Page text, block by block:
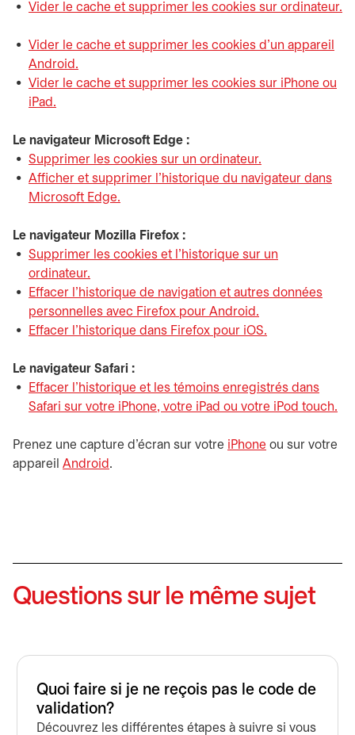
Vider le cache et supprimer les cookies sur ordinateur.
Vider le cache et supprimer les cookies d'un appareil
Android.
Vider le cache et supprimer les cookies sur iPhone ou
iPad.
Le navigateur Microsoft Edge :
Supprimer les cookies sur un ordinateur.
Afficher et supprimer l’historique du navigateur dans
Microsoft Edge.
Le navigateur Mozilla Firefox :
Supprimer les cookies et l’historique sur un
ordinateur.
Effacer l’historique de navigation et autres données
personnelles avec Firefox pour Android.
Effacer l’historique dans Firefox pour iOS.
Le navigateur Safari :
Effacer l’historique et les témoins enregistrés dans
Safari sur votre iPhone, votre iPad ou votre iPod touch.
Prenez une capture d’écran sur votre iPhone s’ouvre dans
ou sur votre
appareil Android s’ouvre dans un nouvel onglet
.
Questions sur le même sujet
Quoi faire si je ne reçois pas le code de
validation?
Découvrez les différentes étapes à suivre si vous